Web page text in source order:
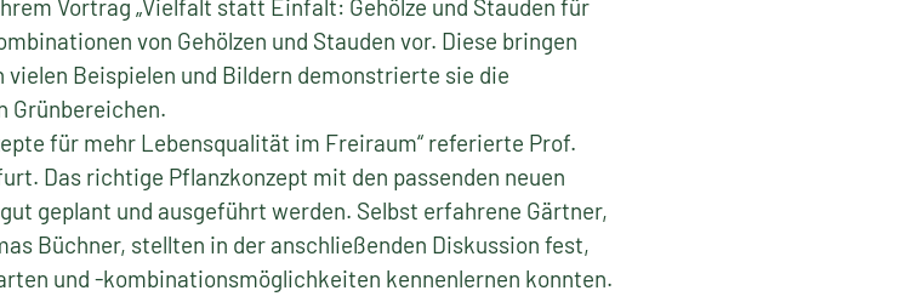
Vortrag „Vielfalt statt Einfalt: Gehölze und Stauden für
von Gehölzen und Stauden vor. Diese bringen
vielen Beispielen und Bildern demonstrierte sie die
Grünbereichen.
für mehr Lebensqualität im Freiraum“ referierte Prof.
Das richtige Pflanzkonzept mit den passenden neuen
geplant und ausgeführt werden. Selbst erfahrene Gärtner,
Büchner, stellten in der anschließenden Diskussion fest,
und -kombinationsmöglichkeiten kennenlernen konnten.